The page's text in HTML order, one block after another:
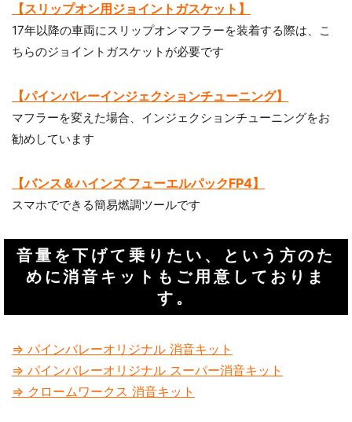
【スリップオン用ジョイントガスケット】
17年以降の車両にスリップオンマフラーを装着する際は、こ
ちらのジョイントガスケットが必要です
【パインバレーインジェクションチューニング】
マフラーを変えた場合、インジェクションチューニングをお
勧めしています
【バンス＆ハインズ フューエルパックFP4】
スマホでできる簡易燃調ツールです
音量を下げて乗りたい、という方のた
めに消音キットもご用意しておりま
す。
⇒ パインバレーオリジナル 消音キット
⇒ パインバレーオリジナル スーパー消音キット
⇒ クロームワークス 消音キット